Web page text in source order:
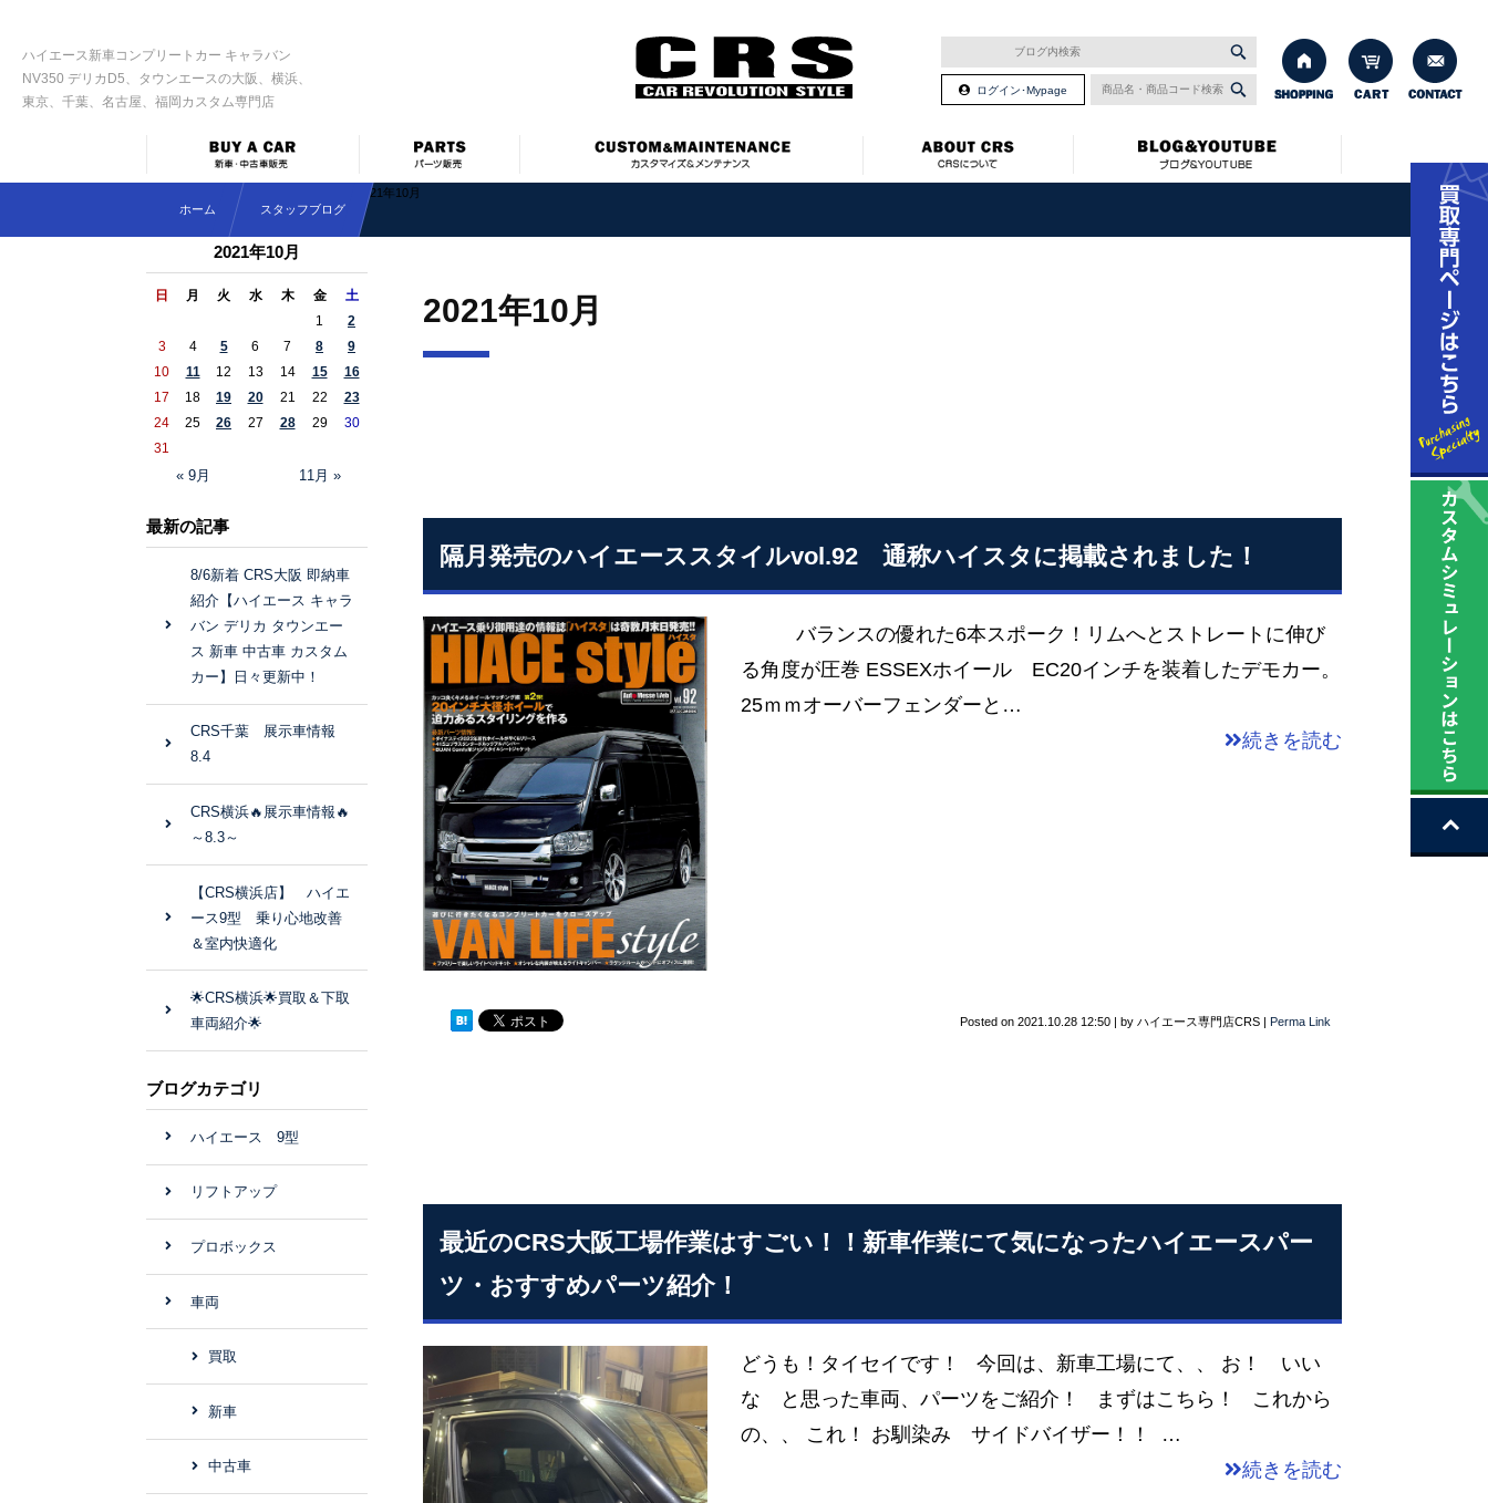
ハイエース新車コンプリートカー キャラバン
NV350 デリカD5、タウンエースの大阪、横浜、
東京、千葉、名古屋、福岡カスタム専門店
ログイン･Mypage
ホーム スタッフブログ
2021年10月
2021年10月
隔月発売のハイエーススタイルvol.92 通称ハイスタに掲載されました！
バランスの優れた6本スポーク！リムへとストレートに伸び
る角度が圧巻 ESSEXホイール EC20インチを装着したデモカー。
25ｍｍオーバーフェンダーと…
続きを読む
Posted on 2021.10.28 12:50 by ハイエース専門店CRS Perma Link
最近のCRS大阪工場作業はすごい！！新車作業にて気になったハイエースパー
ツ・おすすめパーツ紹介！
どうも！タイセイです！ 今回は、新車工場にて、、 お！ いい
な と思った車両、パーツをご紹介！ まずはこちら！ これから
の、、 これ！ お馴染み サイドバイザー！！ …
続きを読む
2021年10月
日 月 火 水 木 金 土
« 9月 11月 »
1
2
3
4 5 6 7 8
9
10
11 12 13 14 15
16
17
18 19 20 21 22
23
24
25 26 27 28 29
30
31
最新の記事
8/6新着 CRS大阪 即納車
紹介【ハイエース キャラ
バン デリカ タウンエー
ス 新車 中古車 カスタム
カー】日々更新中！
CRS千葉 展示車情報
8.4
CRS横浜🔥展示車情報🔥
～8.3～
【CRS横浜店】 ハイエ
ース9型 乗り心地改善
＆室内快適化
🌟CRS横浜🌟買取＆下取
車両紹介🌟
ブログカテゴリ
ハイエース 9型
リフトアップ
プロボックス
車両
買取
新車
中古車